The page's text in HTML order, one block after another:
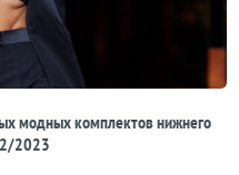
модных комплектов нижнего
2023